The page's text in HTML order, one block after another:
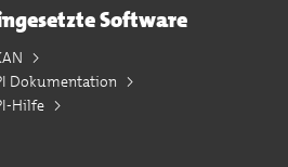
Software
Dokumentation
Hilfe